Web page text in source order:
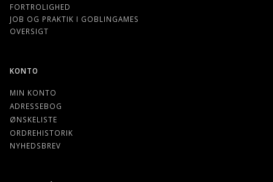
FORTROLIGHED
JOB OG PRAKTIK I GOBLINGAMES
OVERSIGT
KONTO
MIN KONTO
ADRESSEBOG
ØNSKELISTE
ORDREHISTORIK
NYHEDSBREV